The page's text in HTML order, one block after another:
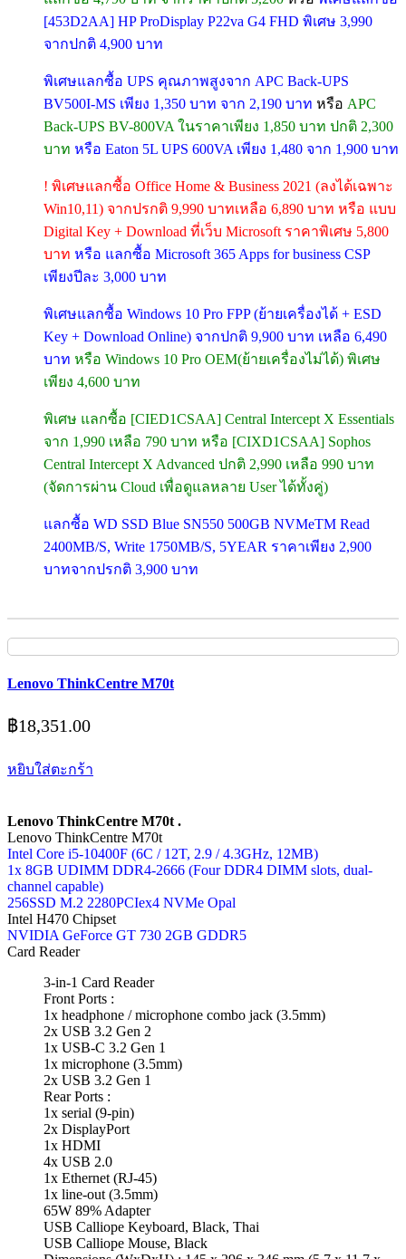
[453D2AA] HP ProDisplay P22va G4 FHD พิเศษ 3,990
จากปกติ 4,900 บาท
พิเศษแลกซื้อ UPS คุณภาพสูงจาก APC Back-UPS
BV500I-MS เพียง 1,350 บาท จาก 2,190 บาท หรือ APC
Back-UPS BV-800VA ในราคาเพียง 1,850 บาท ปกติ 2,300
บาท หรือ Eaton 5L UPS 600VA เพียง 1,480 จาก 1,900 บาท
! พิเศษแลกซื้อ Office Home & Business 2021 (ลงได้เฉพาะ
Win10,11) จากปรกติ 9,990 บาทเหลือ 6,890 บาท หรือ แบบ
Digital Key + Download ที่เว็บ Microsoft ราคาพิเศษ 5,800
บาท หรือ แลกซื้อ Microsoft 365 Apps for business CSP
เพียงปีละ 3,000 บาท
พิเศษแลกซื้อ Windows 10 Pro FPP (ย้ายเครื่องได้ + ESD
Key + Download Online) จากปกติ 9,900 บาท เหลือ 6,490
บาท หรือ Windows 10 Pro OEM(ย้ายเครื่องไม่ได้) พิเศษ
เพียง 4,600 บาท
พิเศษ แลกซื้อ [CIED1CSAA] Central Intercept X Essentials
จาก 1,990 เหลือ 790 บาท หรือ [CIXD1CSAA] Sophos
Central Intercept X Advanced ปกติ 2,990 เหลือ 990 บาท
(จัดการผ่าน Cloud เพื่อดูแลหลาย User ได้ทั้งคู่)
แลกซื้อ WD SSD Blue SN550 500GB NVMeTM Read
2400MB/S, Write 1750MB/S, 5YEAR ราคาเพียง 2,900
บาทจากปรกติ 3,900 บาท
Lenovo ThinkCentre M70t
฿18,351.00
หยิบใส่ตะกร้า
Lenovo ThinkCentre M70t .
Lenovo ThinkCentre M70t
Intel Core i5-10400F (6C / 12T, 2.9 / 4.3GHz, 12MB)
1x 8GB UDIMM DDR4-2666 (Four DDR4 DIMM slots, dual-
channel capable)
256SSD M.2 2280PCIex4 NVMe Opal
Intel H470 Chipset
NVIDIA GeForce GT 730 2GB GDDR5
Card Reader
3-in-1 Card Reader
Front Ports :
1x headphone / microphone combo jack (3.5mm)
2x USB 3.2 Gen 2
1x USB-C 3.2 Gen 1
1x microphone (3.5mm)
2x USB 3.2 Gen 1
Rear Ports :
1x serial (9-pin)
2x DisplayPort
1x HDMI
4x USB 2.0
1x Ethernet (RJ-45)
1x line-out (3.5mm)
65W 89% Adapter
USB Calliope Keyboard, Black, Thai
USB Calliope Mouse, Black